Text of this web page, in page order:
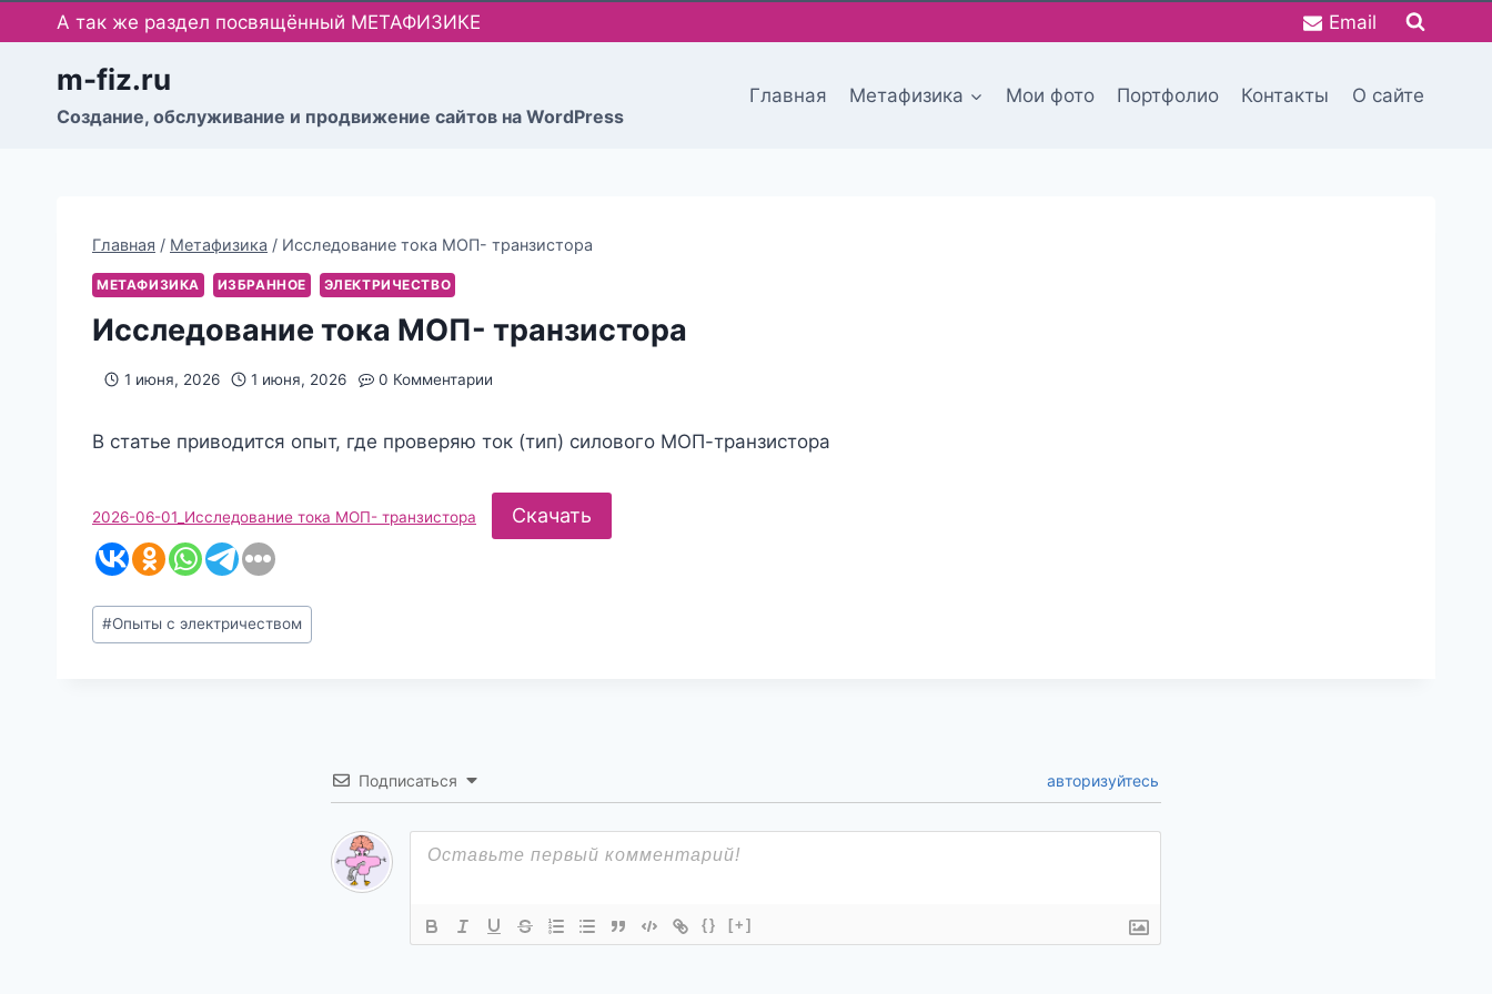
Перейти
к
содержимому
А так же раздел посвящённый МЕТАФИЗИКЕ Email
m-fiz.ru
Cоздание, обслуживание и продвижение сайтов на WordPress
Главная Метафизика Мои фото Портфолио Контакты О сайте
Главная / Метафизика / Исследование тока МОП- транзистора
МЕТАФИЗИКА ИЗБРАННОЕ ЭЛЕКТРИЧЕСТВО
Исследование тока МОП- транзистора
1 июня, 2026 1 июня, 2026 0 Комментарии
В статье приводится опыт, где проверяю ток (тип) силового МОП-транзистора
2026-06-01_Исследование тока МОП- транзистора Скачать
Метки
записи:
#Опыты с электричеством
Подписаться авторизуйтесь
{} [+]